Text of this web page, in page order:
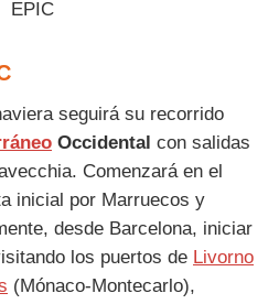
seguirá su recorrido
Occidental con salidas
Comenzará en el
inicial por Marruecos y
desde Barcelona, iniciar
los puertos de Livorno
(Mónaco-Montecarlo),